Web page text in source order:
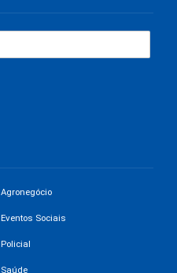
Agronegócio
Eventos Sociais
Policial
Saúde